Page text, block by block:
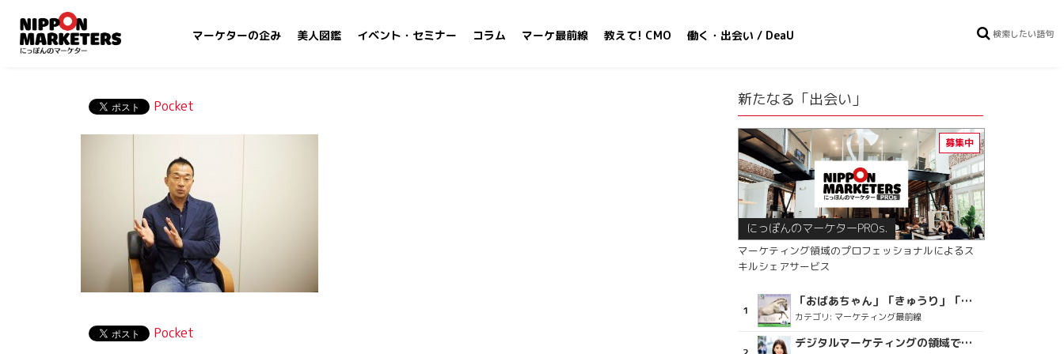
マーケターの企み 美人図鑑 イベント・セミナー コラム マーケ最前線 教えて! CMO 働く・出会い / DeaU
Pocket
Pocket
新たなる「出会い」
にっぽんのマーケターPROs.
マーケティング領域のプロフェッショナルによるス
キルシェアサービス
「おばあちゃん」「きゅうり」「ディスコで踊るおじさん」をCM素材に使った、「気持ちよさ」が売りの意外な商品とは？
カテゴリ: マーケティング最前線
デジタルマーケティングの領域で、海外というステージに